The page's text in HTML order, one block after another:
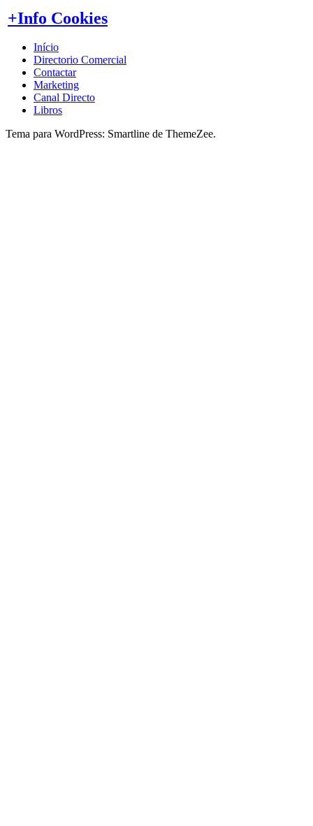
+Info Cookies
Início
Directorio Comercial
Contactar
Marketing
Canal Directo
Libros
Tema para WordPress: Smartline de ThemeZee.